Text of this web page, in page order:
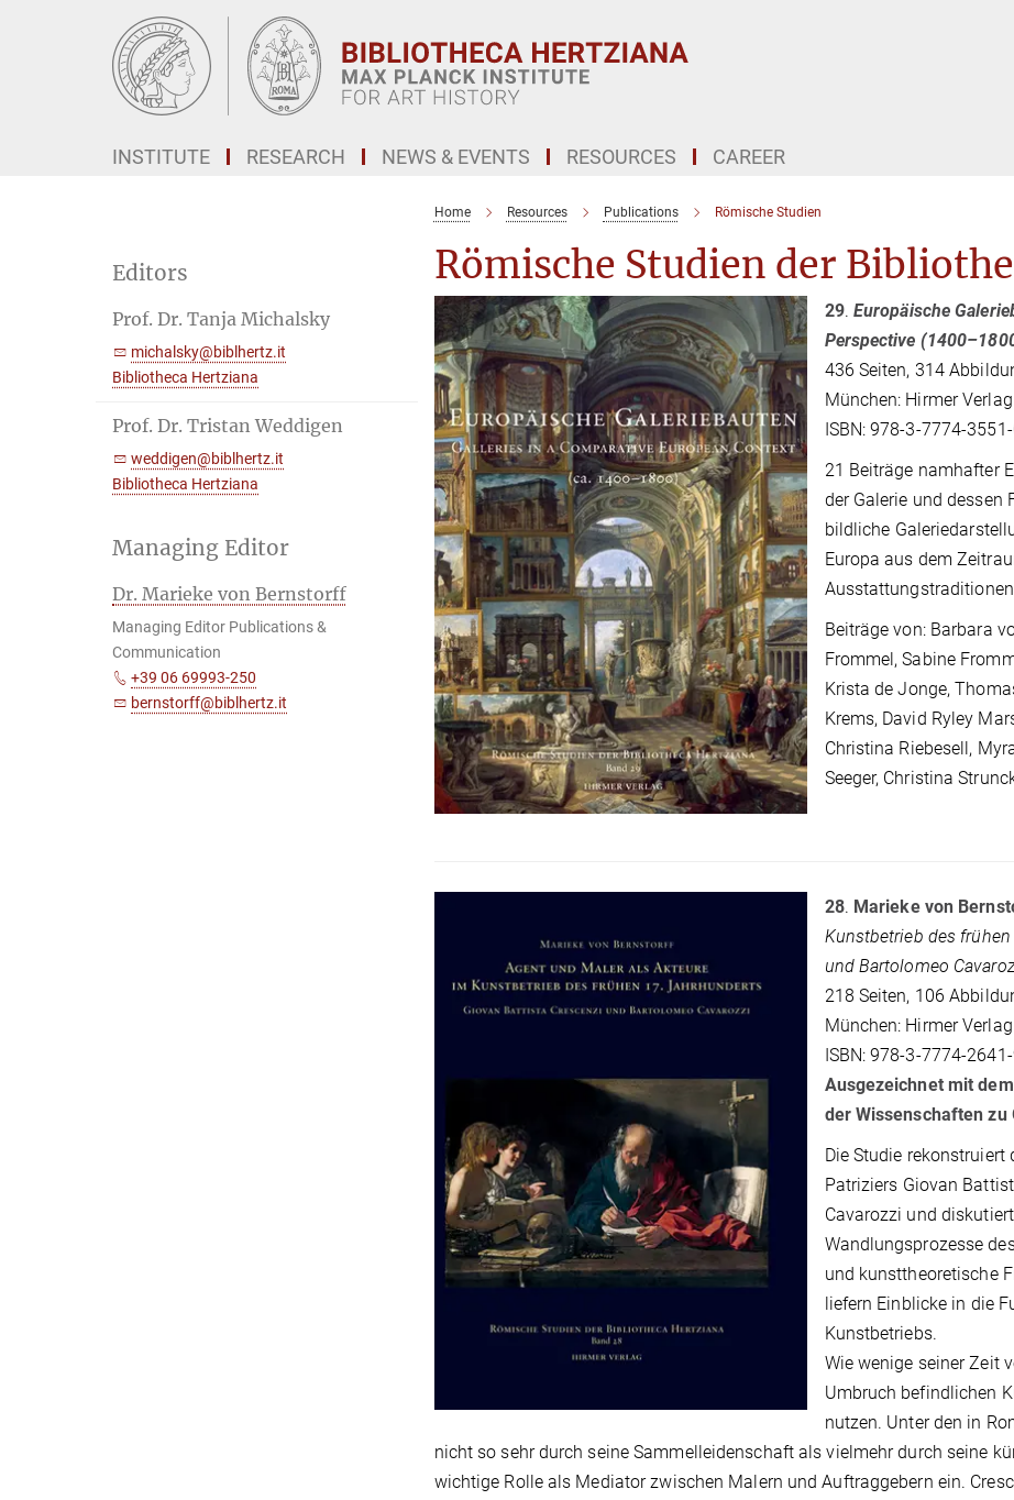
INSTITUTE RESEARCH NEWS & EVENTS RESOURCES CAREER
Home Resources Publications Römische Studien
Römische Studien der
29. Europäische
Perspective
436 Seiten, 314
München: Hirmer
ISBN: 978-3-7774-
21 Beiträge namhafter
der Galerie und dessen
bildliche
Europa aus dem
Beiträge von: Barbara
Frommel, Sabine
Krista de Jonge,
Krems, David Ryley
Christina Riebesell,
Seeger, Christina
28. Marieke von
Kunstbetrieb des
und Bartolomeo
218 Seiten, 106
München: Hirmer
ISBN: 978-3-7774-
Ausgezeichnet mit
der Wissenschaften zu
Die Studie
Patriziers Giovan
Cavarozzi und
Wandlungsprozesse
und kunsttheoretische
liefern Einblicke in die
Kunstbetriebs.
Wie wenige seiner Zeit
Umbruch befindlichen
nutzen. Unter den in
nicht so sehr durch seine Sammelleidenschaft als vielmehr durch seine
wichtige Rolle als Mediator zwischen Malern und Auftraggebern ein.
Editors
Prof. Dr. Tanja Michalsky
michalsky@biblhertz.it
Bibliotheca Hertziana
Prof. Dr. Tristan Weddigen
weddigen@biblhertz.it
Bibliotheca Hertziana
Managing Editor
Dr. Marieke von Bernstorff
Managing Editor Publications &
Communication
+39 06 69993-250
bernstorff@biblhertz.it